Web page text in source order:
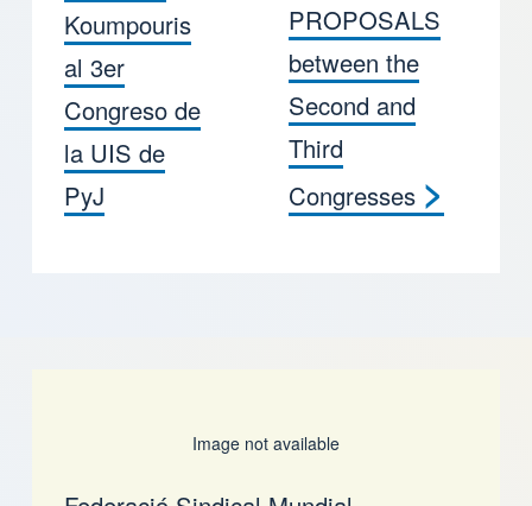
Koumpouris
al 3er
Congreso de
la UIS de
PyJ
PROPOSALS
between the
Second and
Third
Congresses >
Image not available